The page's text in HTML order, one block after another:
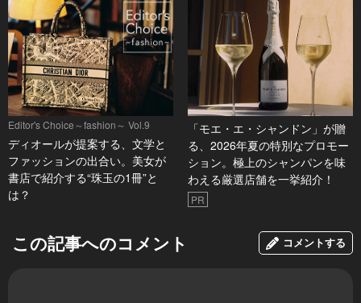
Editor's Choice～fashion～ Vol.9
ディオールが提案する、文学と
ファッションの出合い。美女が
書店で紹介する“珠玉の1冊”と
は？
「モエ・エ・シャンドン」が贈
る、2026年夏の特別なプロモー
ション。極上のシャンパンを味
わえる厳選店舗を一挙紹介！
PR
この記事へのコメント コメントする